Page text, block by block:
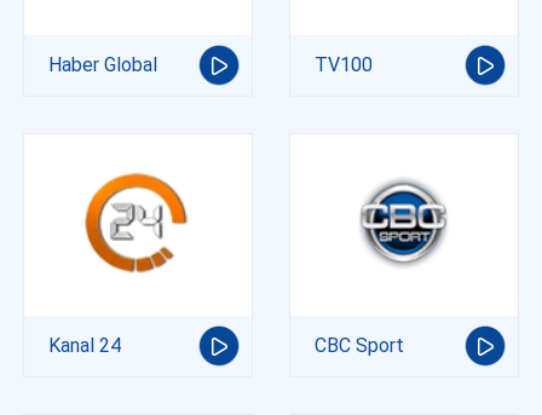
Haber Global TV100
Kanal 24 CBC Sport